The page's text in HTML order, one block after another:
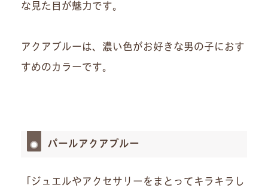
な見た目が魅力です。
アクアブルーは、濃い色がお好きな男の子におす
すめのカラーです。
パールアクアブルー
「ジュエルやアクセサリーをまとってキラキラし